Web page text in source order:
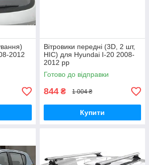
2012
Вітровики передні (3D, 2 шт,
HIC) для Hyundai I-20 2008-
2012 рр
Готово до відправки
844 ₴ 1 004 ₴
Купити